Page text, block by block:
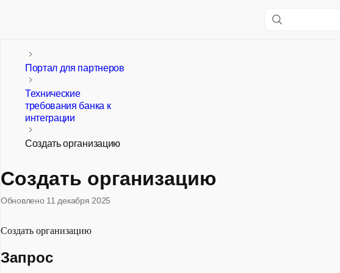
Портал для партнеров
Технические
требования банка к
интеграции
Создать организацию
Создать организацию
Обновлено 11 декабря 2025
Создать организацию
Запрос